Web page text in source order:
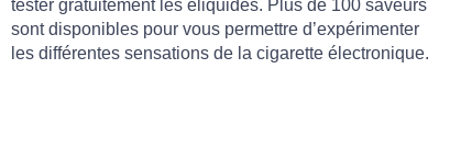
tester gratuitement les eliquides. Plus de 100 saveurs
sont disponibles pour vous permettre d’expérimenter
les différentes sensations de la cigarette électronique.